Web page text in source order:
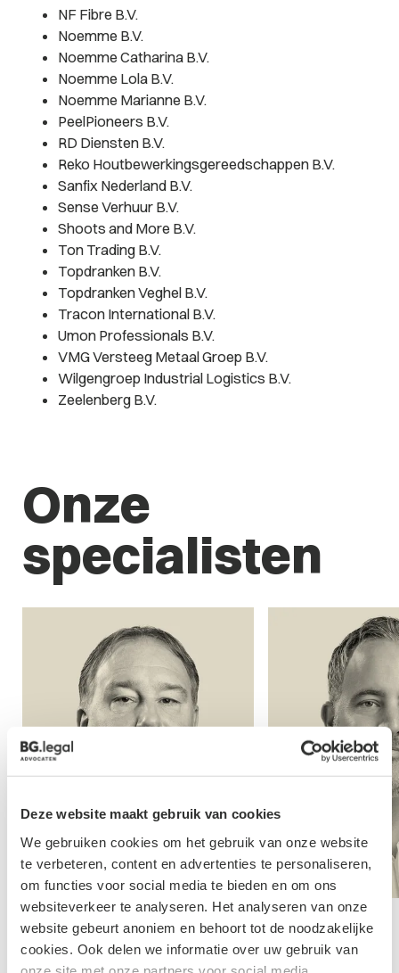
Deze website maakt gebruik van cookies
We gebruiken cookies om het gebruik van onze website
te verbeteren, content en advertenties te personaliseren,
om functies voor social media te bieden en om ons
websiteverkeer te analyseren. Het analyseren van onze
website gebeurt anoniem en behoort tot de noodzakelijke
cookies. Ook delen we informatie over uw gebruik van
NF Fibre B.V.
Noemme B.V.
Noemme Catharina B.V.
Noemme Lola B.V.
Noemme Marianne B.V.
PeelPioneers B.V.
RD Diensten B.V.
Reko Houtbewerkingsgereedschappen B.V.
Sanfix Nederland B.V.
Sense Verhuur B.V.
Shoots and More B.V.
Ton Trading B.V.
Topdranken B.V.
Topdranken Veghel B.V.
Tracon International B.V.
Umon Professionals B.V.
VMG Versteeg Metaal Groep B.V.
Wilgengroep Industrial Logistics B.V.
Zeelenberg B.V.
Onze
specialisten
Dirk School